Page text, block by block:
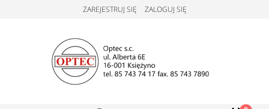
ZAREJESTRUJ SIĘ ZALOGUJ SIĘ